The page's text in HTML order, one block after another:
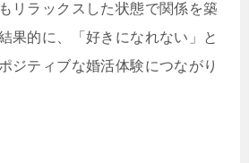
リラックスした状態で関係を築
果的に、「好きになれない」と
ジティブな婚活体験につながり